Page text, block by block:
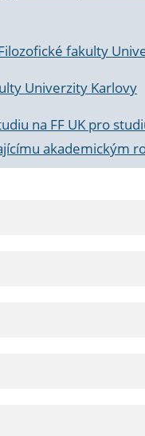
fakulty
Univerzity Karlovy
na FF UK pro
akademickým